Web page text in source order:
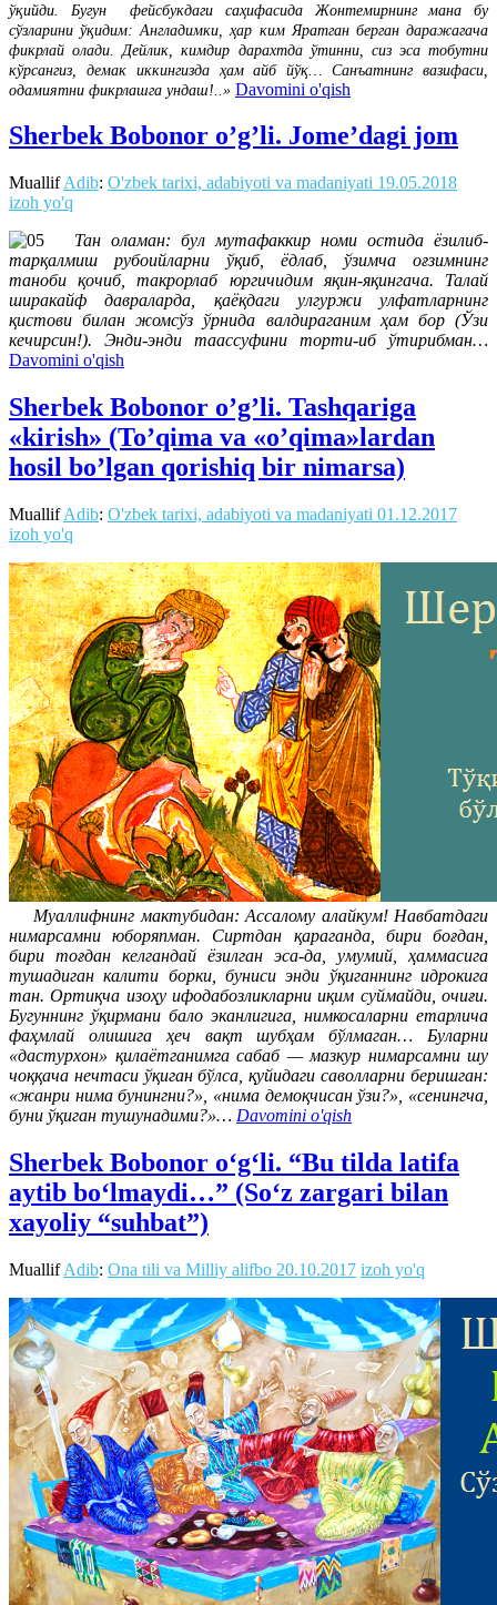
ўқийди. Бугун фейсбукдаги саҳифасида Жонтемирнинг мана бу
сўзларини ўқидим: Англадимки, ҳар ким Яратган берган даражагача
фикрлай олади. Дейлик, кимдир дарахтда ўтинни, сиз эса тобутни
кўрсангиз, демак иккингизда ҳам айб йўқ… Санъатнинг вазифаси,
одамиятни фикрлашга ундаш!..» Davomini o'qish
Sherbek Bobonor o’g’li. Jome’dagi jom
MuallifAdib: O'zbek tarixi, adabiyoti va madaniyati 19.05.2018
izoh yo'q
Тан оламан: бул мутафаккир номи остида ёзилиб-
тарқалмиш рубоийларни ўқиб, ёдлаб, ўзимча оғзимнинг
таноби қочиб, такрорлаб юргичидим яқин-яқингача. Талай
ширакайф давраларда, қаёқдаги улгуржи улфатларнинг
қистови билан жомсўз ўрнида валдираганим ҳам бор (Ўзи
кечирсин!). Энди-энди таассуфини торти-иб ўтирибман…
Davomini o'qish
Sherbek Bobonor o’g’li. Tashqariga
«kirish» (To’qima va «o’qima»lardan
hosil bo’lgan qorishiq bir nimarsa)
MuallifAdib: O'zbek tarixi, adabiyoti va madaniyati 01.12.2017
izoh yo'q
Муаллифнинг мактубидан: Ассалому алайкум! Навбатдаги
нимарсамни юборяпман. Сиртдан қараганда, бири боғдан,
бири тоғдан келгандай ёзилган эса-да, умумий, ҳаммасига
тушадиган калити борки, буниси энди ўқиганнинг идрокига
тан. Ортиқча изоҳу ифодабозликларни иқим суймайди, очиғи.
Бугуннинг ўқирмани бало эканлигига, нимкосаларни етарлича
фаҳмлай олишига ҳеч вақт шубҳам бўлмаган… Буларни
«дастурхон» қилаётганимга сабаб — мазкур нимарсамни шу
чоққача нечтаси ўқиган бўлса, қуйидаги саволларни беришган:
«жанри нима бунингни?», «нима демоқчисан ўзи?», «сенингча,
буни ўқиган тушунадими?»… Davomini o'qish
Sherbek Bobonor o‘g‘li. “Bu tilda latifa
aytib bo‘lmaydi…” (So‘z zargari bilan
xayoliy “suhbat”)
MuallifAdib: Ona tili va Milliy alifbo 20.10.2017 izoh yo'q